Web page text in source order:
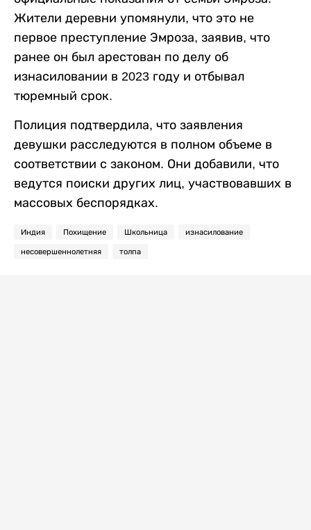
Жители деревни упомянули, что это не
первое преступление Эмроза, заявив, что
ранее он был арестован по делу об
изнасиловании в 2023 году и отбывал
тюремный срок.
Полиция подтвердила, что заявления
девушки расследуются в полном объеме в
соответствии с законом. Они добавили, что
ведутся поиски других лиц, участвовавших в
массовых беспорядках.
Индия Похищение Школьница изнасилование
несовершеннолетняя толпа